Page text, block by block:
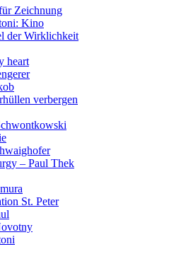
Zeichnung
Kino
der Wirklichkeit
heart
verbergen
– Paul Thek
St. Peter